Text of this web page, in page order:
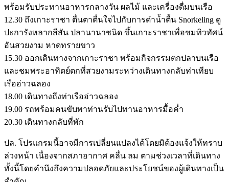
พร้อมรับประทานอาหารกลางวัน ผลไม้ และเครื่องดื่มบนเรือ
12.30 ถึงเกาะราชา ตื่นตาตื่นใจไปกับการดำน้ำตื้น Snorkeling ดู
ปะการังหลากสีสัน ปลานานาชนิด ขึ้นเกาะราชาเพื่อชมทิวทัศน์
อันสวยงาม หาดทรายขาว
15.30 ออกเดินทางจากเกาะราชา พร้อมกิจกรรมตกปลาบนเรือ
และชมพระอาทิตย์ตกที่สวยงามระหว่างเดินทางกลับท่าเทียบ
เรืออ่าวฉลอง
18.00 เดินทางถึงท่าเรืออ่าวฉลอง
19.00 รถพร้อมคนขับพาท่านรับไปทานอาหารมื้อค่ำ
20.30 เดินทางกลับที่พัก
ปล. โปรแกรมนี้อาจมีการเปลี่ยนแปลงได้โดยมิต้องแจ้งให้ทราบ
ล่วงหน้า เนื่องจากสภาอากาศ คลื่น ลม ตามช่วงเวลาที่เดินทาง
ทั้งนี้โดยคำนึงถึงความปลอดภัยและประโยชน์ของผู้เดินทางเป็น